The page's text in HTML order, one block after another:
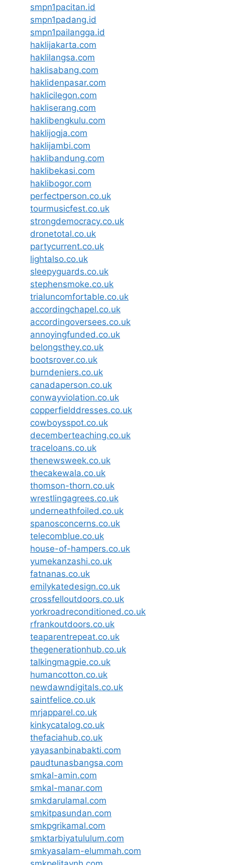
smpn1pacitan.id
smpn1padang.id
smpn1pailangga.id
haklijakarta.com
haklilangsa.com
haklisabang.com
haklidenpasar.com
haklicilegon.com
hakliserang.com
haklibengkulu.com
haklijogja.com
haklijambi.com
haklibandung.com
haklibekasi.com
haklibogor.com
perfectperson.co.uk
tourmusicfest.co.uk
strongdemocracy.co.uk
dronetotal.co.uk
partycurrent.co.uk
lightalso.co.uk
sleepyguards.co.uk
stephensmoke.co.uk
trialuncomfortable.co.uk
accordingchapel.co.uk
accordingoversees.co.uk
annoyingfunded.co.uk
belongsthey.co.uk
bootsrover.co.uk
burndeniers.co.uk
canadaperson.co.uk
conwayviolation.co.uk
copperfielddresses.co.uk
cowboysspot.co.uk
decemberteaching.co.uk
traceloans.co.uk
thenewsweek.co.uk
thecakewala.co.uk
thomson-thorn.co.uk
wrestlingagrees.co.uk
underneathfoiled.co.uk
spanosconcerns.co.uk
telecomblue.co.uk
house-of-hampers.co.uk
yumekanzashi.co.uk
fatnanas.co.uk
emilykatedesign.co.uk
crossfelloutdoors.co.uk
yorkroadreconditioned.co.uk
rfrankoutdoors.co.uk
teaparentrepeat.co.uk
thegenerationhub.co.uk
talkingmagpie.co.uk
humancotton.co.uk
newdawndigitals.co.uk
saintfelice.co.uk
mrjapparel.co.uk
kinkycatalog.co.uk
thefaciahub.co.uk
yayasanbinabakti.com
paudtunasbangsa.com
smkal-amin.com
smkal-manar.com
smkdarulamal.com
smkitpasundan.com
smkpgrikamal.com
smktarbiyatululum.com
smkyasalam-elummah.com